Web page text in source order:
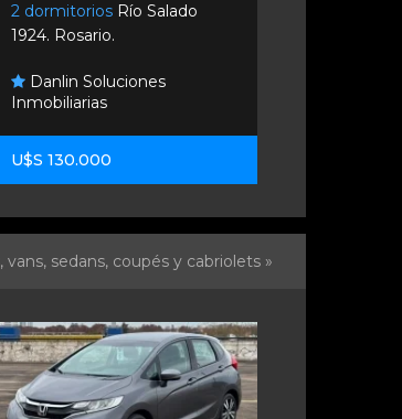
2 dormitorios Río Salado
1924. Rosario.
Danlin Soluciones
Inmobiliarias
U$S 130.000
vans, sedans, coupés y cabriolets »